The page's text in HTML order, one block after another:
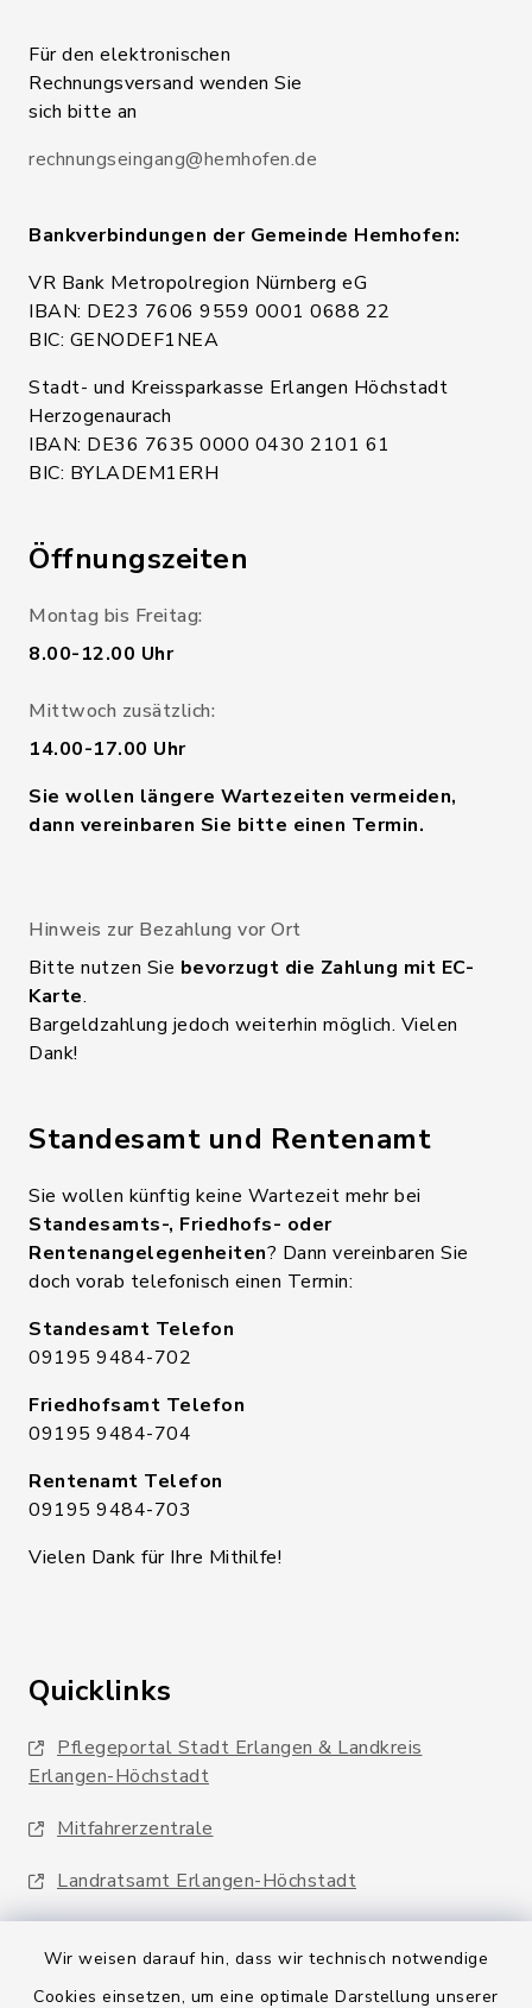
Wir weisen darauf hin, dass wir technisch notwendige
Cookies einsetzen, um eine optimale Darstellung unserer
Für den elektronischen
Rechnungsversand wenden Sie
sich bitte an
rechnungseingang@hemhofen.de
Bankverbindungen der Gemeinde Hemhofen:
VR Bank Metropolregion Nürnberg eG
IBAN: DE23 7606 9559 0001 0688 22
BIC: GENODEF1NEA
Stadt- und Kreissparkasse Erlangen Höchstadt
Herzogenaurach
IBAN: DE36 7635 0000 0430 2101 61
BIC: BYLADEM1ERH
Öffnungszeiten
Montag bis Freitag:
8.00-12.00 Uhr
Mittwoch zusätzlich:
14.00-17.00 Uhr
Sie wollen längere Wartezeiten vermeiden,
dann vereinbaren Sie bitte einen Termin.
Hinweis zur Bezahlung vor Ort
Bitte nutzen Sie bevorzugt die Zahlung mit EC-
Karte.
Bargeldzahlung jedoch weiterhin möglich. Vielen
Dank!
Standesamt und Rentenamt
Sie wollen künftig keine Wartezeit mehr bei
Standesamts-, Friedhofs- oder
Rentenangelegenheiten? Dann vereinbaren Sie
doch vorab telefonisch einen Termin:
Standesamt Telefon
09195 9484-702
Friedhofsamt Telefon
09195 9484-704
Rentenamt Telefon
09195 9484-703
Vielen Dank für Ihre Mithilfe!
Quicklinks
Pflegeportal Stadt Erlangen & Landkreis
Erlangen-Höchstadt
Mitfahrerzentrale
Landratsamt Erlangen-Höchstadt